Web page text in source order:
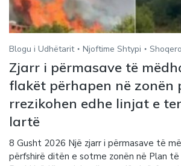
Blogu i Udhëtarit Njoftime Shtypi
Zjarr i përmasave të
flakët përhapen në zonën
rrezikohen edhe linjat e
lartë
8 Gusht 2026 Një zjarr i përmasave të
përfshirë ditën e sotme zonën në Plan